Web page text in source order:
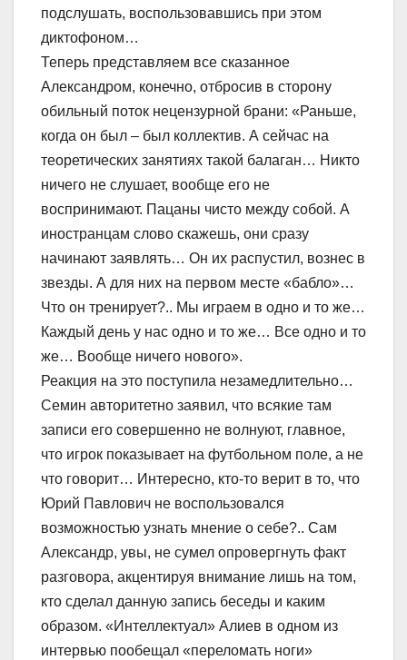
подслушать, воспользовавшись при этом
диктофоном…
Теперь представляем все сказанное
Александром, конечно, отбросив в сторону
обильный поток нецензурной брани: «Раньше,
когда он был – был коллектив. А сейчас на
теоретических занятиях такой балаган… Никто
ничего не слушает, вообще его не
воспринимают. Пацаны чисто между собой. А
иностранцам слово скажешь, они сразу
начинают заявлять… Он их распустил, вознес в
звезды. А для них на первом месте «бабло»…
Что он тренирует?.. Мы играем в одно и то же…
Каждый день у нас одно и то же… Все одно и то
же… Вообще ничего нового».
Реакция на это поступила незамедлительно…
Семин авторитетно заявил, что всякие там
записи его совершенно не волнуют, главное,
что игрок показывает на футбольном поле, а не
что говорит… Интересно, кто-то верит в то, что
Юрий Павлович не воспользовался
возможностью узнать мнение о себе?.. Сам
Александр, увы, не сумел опровергнуть факт
разговора, акцентируя внимание лишь на том,
кто сделал данную запись беседы и каким
образом. «Интеллектуал» Алиев в одном из
интервью пообещал «переломать ноги»